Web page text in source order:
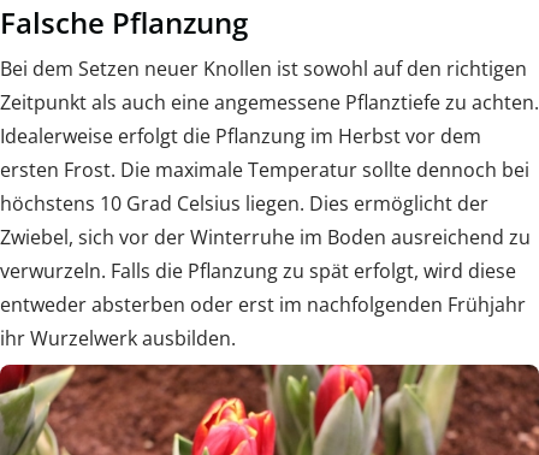
Falsche Pflanzung
Bei dem Setzen neuer Knollen ist sowohl auf den richtigen
Zeitpunkt als auch eine angemessene Pflanztiefe zu achten.
Idealerweise erfolgt die Pflanzung im Herbst vor dem
ersten Frost. Die maximale Temperatur sollte dennoch bei
höchstens 10 Grad Celsius liegen. Dies ermöglicht der
Zwiebel, sich vor der Winterruhe im Boden ausreichend zu
verwurzeln. Falls die Pflanzung zu spät erfolgt, wird diese
entweder absterben oder erst im nachfolgenden Frühjahr
ihr Wurzelwerk ausbilden.